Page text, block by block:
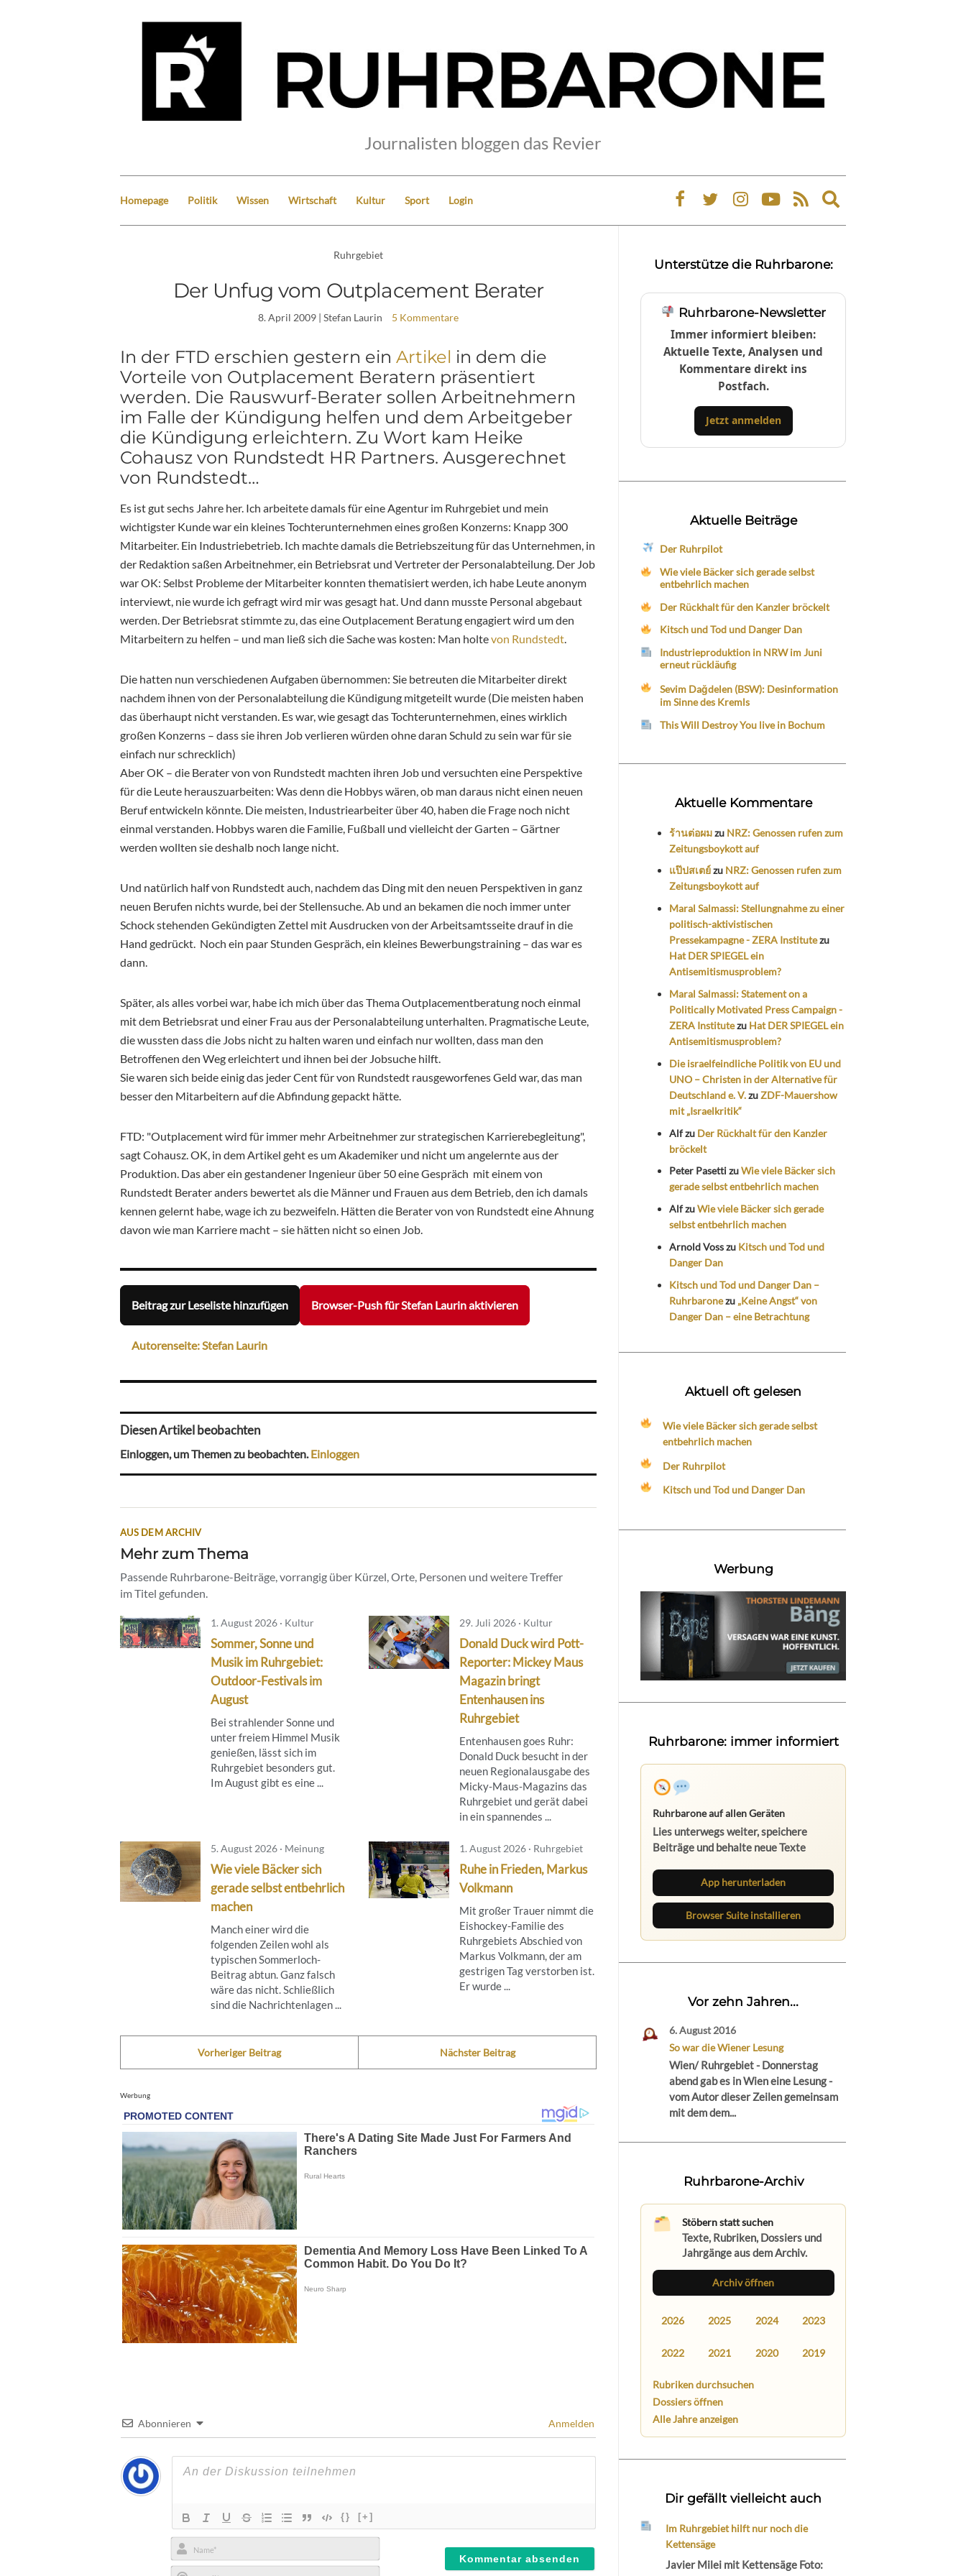
Journalisten bloggen das Revier
Homepage Politik Wissen Wirtschaft Kultur Sport Login
Expand
search
Ruhrgebiet
Der Unfug vom Outplacement Berater
8. April 2009 | Stefan Laurin 5 Kommentare
In der FTD erschien gestern ein Artikel in dem die
Vorteile von Outplacement Beratern präsentiert
werden. Die Rauswurf-Berater sollen Arbeitnehmern
im Falle der Kündigung helfen und dem Arbeitgeber
die Kündigung erleichtern. Zu Wort kam Heike
Cohausz von Rundstedt HR Partners. Ausgerechnet
von Rundstedt…
Es ist gut sechs Jahre her. Ich arbeitete damals für eine Agentur im Ruhrgebiet und mein
wichtigster Kunde war ein kleines Tochterunternehmen eines großen Konzerns: Knapp 300
Mitarbeiter. Ein Industriebetrieb. Ich machte damals die Betriebszeitung für das Unternehmen, in
der Redaktion saßen Arbeitnehmer, ein Betriebsrat und Vertreter der Personalabteilung. Der Job
war OK: Selbst Probleme der Mitarbeiter konnten thematisiert werden, ich habe Leute anonym
interviewt, nie wurde ich gefragt wird mir was gesagt hat. Und dann musste Personal abgebaut
werden. Der Betriebsrat stimmte zu, das eine Outplacement Beratung engagiert wird um den
Mitarbeitern zu helfen – und man ließ sich die Sache was kosten: Man holtevon Rundstedt
Die hatten nun verschiedenen Aufgaben übernommen: Sie betreuten die Mitarbeiter direkt
nachdem ihnen von der Personalabteilung die Kündigung mitgeteilt wurde (Die meisten haben
das überhaupt nicht verstanden. Es war, wie gesagt das Tochterunternehmen, eines wirklich
großen Konzerns – dass sie ihren Job verlieren würden ohne daran Schuld zu sein war für sie
einfach nur schrecklich)
Aber OK – die Berater von von Rundstedt machten ihren Job und versuchten eine Perspektive
für die Leute herauszuarbeiten: Was denn die Hobbys wären, ob man daraus nicht einen neuen
Beruf entwickeln könnte. Die meisten, Industriearbeiter über 40, haben die Frage noch nicht
einmal verstanden. Hobbys waren die Familie, Fußball und vielleicht der Garten – Gärtner
werden wollten sie deshalb noch lange nicht.
Und natürlich half von Rundstedt auch, nachdem das Ding mit den neuen Perspektiven in ganz
neuen Berufen nichts wurde, bei der Stellensuche. Ab und an bekamen die noch immer unter
Schock stehenden Gekündigten Zettel mit Ausdrucken von der Arbeitsamtsseite drauf in die
Hand gedrückt. Noch ein paar Stunden Gespräch, ein kleines Bewerbungstraining – das war es
dann.
Später, als alles vorbei war, habe ich mich über das Thema Outplacementberatung noch einmal
mit dem Betriebsrat und einer Frau aus der Personalabteilung unterhalten. Pragmatische Leute,
die wussten dass die Jobs nicht zu halten waren und einfach nur wollten, dass man den
Betroffenen den Weg erleichtert und ihnen bei der Jobsuche hilft.
Sie waren sich beide einig das jeder Cent für von Rundstedt rausgeworfenes Geld war, das man
besser den Mitarbeitern auf die Abfindung gepackt hätte.
FTD: "Outplacement wird für immer mehr Arbeitnehmer zur strategischen Karrierebegleitung",
sagt Cohausz. OK, in dem Artikel geht es um Akademiker und nicht um angelernte aus der
Produktion. Das aber ein gestandener Ingenieur über 50 eine Gespräch mit einem von
Rundstedt Berater anders bewertet als die Männer und Frauen aus dem Betrieb, den ich damals
kennen gelernt habe, wage ich zu bezweifeln. Hätten die Berater von von Rundstedt eine Ahnung
davon wie man Karriere macht – sie hätten nicht so einen Job.
Beitrag zur Leseliste hinzufügen Browser-Push für Stefan Laurin aktivieren
Autorenseite: Stefan Laurin
Diesen Artikel beobachten
Einloggen, um Themen zu beobachten.Einloggen
AUS DEM ARCHIV
Mehr zum Thema
Passende Ruhrbarone-Beiträge, vorrangig über Kürzel, Orte, Personen und weitere Treffer
im Titel gefunden.
1. August 2026 · Kultur
Sommer, Sonne und
Musik im Ruhrgebiet:
Outdoor-Festivals im
August
Bei strahlender Sonne und
unter freiem Himmel Musik
genießen, lässt sich im
Ruhrgebiet besonders gut.
Im August gibt es eine ...
29. Juli 2026 · Kultur
Donald Duck wird Pott-
Reporter: Mickey Maus
Magazin bringt
Entenhausen ins
Ruhrgebiet
Entenhausen goes Ruhr:
Donald Duck besucht in der
neuen Regionalausgabe des
Micky‑Maus‑Magazins das
Ruhrgebiet und gerät dabei
in ein spannendes ...
5. August 2026 · Meinung
Wie viele Bäcker sich
gerade selbst entbehrlich
machen
Manch einer wird die
folgenden Zeilen wohl als
typischen Sommerloch-
Beitrag abtun. Ganz falsch
wäre das nicht. Schließlich
sind die Nachrichtenlagen ...
1. August 2026 · Ruhrgebiet
Ruhe in Frieden, Markus
Volkmann
Mit großer Trauer nimmt die
Eishockey-Familie des
Ruhrgebiets Abschied von
Markus Volkmann, der am
gestrigen Tag verstorben ist.
Er wurde ...
Vorheriger Beitrag Nächster Beitrag
Werbung
Abonnieren Anmelden
{} [+]
Name*
Unterstütze die Ruhrbarone:
Ruhrbarone-Newsletter
Immer informiert bleiben:
Aktuelle Texte, Analysen und
Kommentare direkt ins
Postfach.
Jetzt anmelden
Aktuelle Beiträge
Der Ruhrpilot
Wie viele Bäcker sich gerade selbst
entbehrlich machen
Der Rückhalt für den Kanzler bröckelt
Kitsch und Tod und Danger Dan
Industrieproduktion in NRW im Juni
erneut rückläufig
Sevim Dağdelen (BSW): Desinformation
im Sinne des Kremls
This Will Destroy You live in Bochum
Aktuelle Kommentare
ร้านต่อผมzu NRZ: Genossen rufen zum
Zeitungsboykott auf
แป๊ปสเตย์zu NRZ: Genossen rufen zum
Zeitungsboykott auf
Maral Salmassi: Stellungnahme zu einer
politisch-aktivistischen
Pressekampagne - ZERA Institutezu
Hat DER SPIEGEL ein
Antisemitismusproblem?
Maral Salmassi: Statement on a
Politically Motivated Press Campaign -
ZERA Institutezu Hat DER SPIEGEL ein
Antisemitismusproblem?
Die israelfeindliche Politik von EU und
UNO – Christen in der Alternative für
Deutschland e. V.zuZDF-Mauershow
mit „Israelkritik“
Alfzu Der Rückhalt für den Kanzler
bröckelt
Peter PasettizuWie viele Bäcker sich
gerade selbst entbehrlich machen
AlfzuWie viele Bäcker sich gerade
selbst entbehrlich machen
Arnold Vosszu Kitsch und Tod und
Danger Dan
Kitsch und Tod und Danger Dan –
Ruhrbaronezu „Keine Angst“ von
Danger Dan – eine Betrachtung
Aktuell oft gelesen
Wie viele Bäcker sich gerade selbst
entbehrlich machen
Der Ruhrpilot
Kitsch und Tod und Danger Dan
Werbung
Ruhrbarone: immer informiert
Ruhrbarone auf allen Geräten
Lies unterwegs weiter, speichere
Beiträge und behalte neue Texte
App herunterladen
Browser Suite installieren
Vor zehn Jahren...
6. August 2016
So war die Wiener Lesung
Wien/ Ruhrgebiet - Donnerstag
abend gab es in Wien eine Lesung -
vom Autor dieser Zeilen gemeinsam
mit dem dem...
Ruhrbarone-Archiv
Stöbern statt suchen
Texte, Rubriken, Dossiers und
Jahrgänge aus dem Archiv.
Archiv öffnen
2026 2025 2024 2023
2022 2021 2020 2019
Rubriken durchsuchen
Dossiers öffnen
Alle Jahre anzeigen
Dir gefällt vielleicht auch
Im Ruhrgebiet hilft nur noch die
Kettensäge
Javier Milei mit Kettensäge Foto: